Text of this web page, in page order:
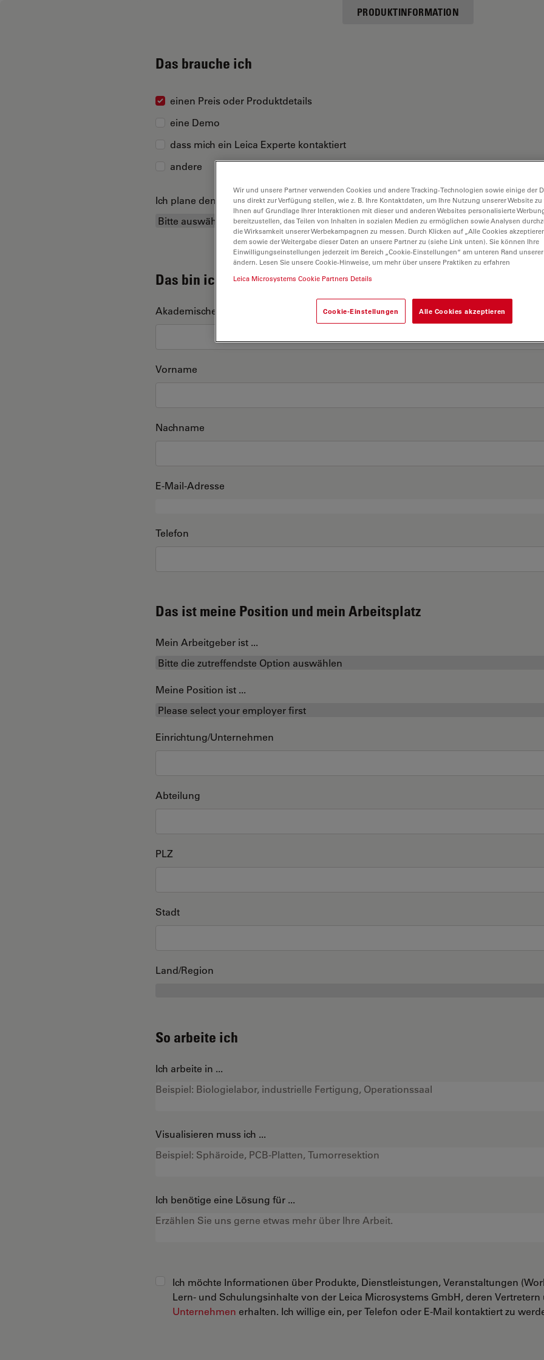
PRODUKTINFORMATION
Das brauche ich
einen Preis oder Produktdetails
eine Demo
dass mich ein Leica Experte kontaktiert
andere
Ich plane den Kauf...
Das bin ich
Akademischer Grad
Vorname
Nachname
E-Mail-Adresse
Telefon
Das ist meine Position und mein Arbeitsplatz
Mein Arbeitgeber ist ...
Meine Position ist ...
Einrichtung/Unternehmen
Abteilung
PLZ
Stadt
Land/Region
So arbeite ich
Ich arbeite in ...
Visualisieren muss ich ...
Ich benötige eine Lösung für ...
Ich möchte Informationen über Produkte, Dienstleistungen, Veranstaltungen
Lern- und Schulungsinhalte von der Leica Microsystems GmbH, deren
Unternehmen erhalten. Ich willige ein, per Telefon oder E-Mail kontaktiert zu
Wir und unsere Partner verwenden Cookies und andere Tracking-Technologien sowie einige der
uns direkt zur Verfügung stellen, wie z. B. Ihre Kontaktdaten, um Ihre Nutzung unserer Website zu
Ihnen auf Grundlage Ihrer Interaktionen mit dieser und anderen Websites personalisierte
bereitzustellen, das Teilen von Inhalten in sozialen Medien zu ermöglichen sowie Analysen
die Wirksamkeit unserer Werbekampagnen zu messen. Durch Klicken auf „Alle Cookies
dem sowie der Weitergabe dieser Daten an unsere Partner zu (siehe Link unten). Sie können Ihre
Einwilligungseinstellungen jederzeit im Bereich „Cookie-Einstellungen“ am unteren Rand
ändern. Lesen Sie unsere Cookie-Hinweise, um mehr über unsere Praktiken zu erfahren
Leica Microsystems Cookie Partners Details
Cookie-Einstellungen Alle Cookies akzeptieren